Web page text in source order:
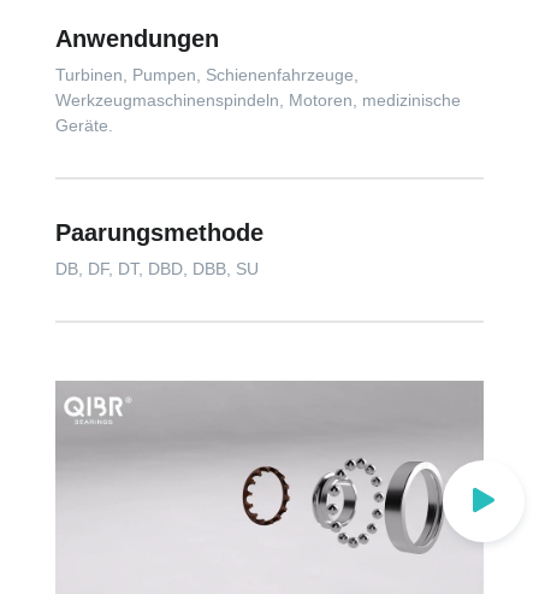
Anwendungen
Turbinen, Pumpen, Schienenfahrzeuge,
Werkzeugmaschinenspindeln, Motoren, medizinische
Geräte.
Paarungsmethode
DB, DF, DT, DBD, DBB, SU